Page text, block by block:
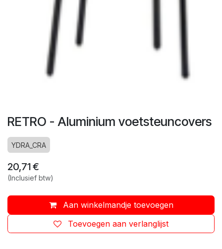
RETRO - Aluminium voetsteuncovers
YDRA_CRA
20,71€
(Inclusief btw)
Aan winkelmandje toevoegen
Toevoegen aan verlanglijst